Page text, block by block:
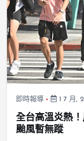
即時報導 1 7 月,
全台高溫炎熱
颱風暫無蹤